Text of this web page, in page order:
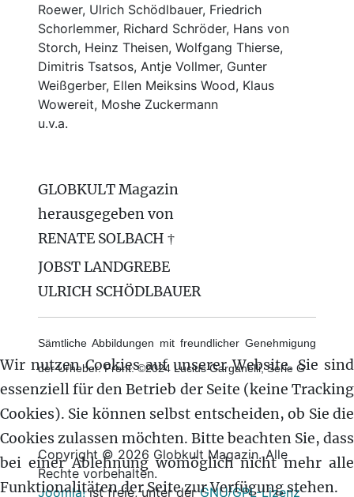
Roewer, Ulrich Schödlbauer, Friedrich
Schorlemmer, Richard Schröder, Hans von
Storch, Heinz Theisen, Wolfgang Thierse,
Dimitris Tsatsos, Antje Vollmer, Gunter
Weißgerber, Ellen Meiksins Wood, Klaus
Wowereit, Moshe Zuckermann
u.v.a.
GLOBKULT Magazin
herausgegeben von
RENATE SOLBACH †
JOBST LANDGREBE
ULRICH SCHÖDLBAUER
Sämtliche Abbildungen mit freundlicher Genehmigung
der Urheber. Front: ©2024 Lucius Garganelli, Serie G
Copyright © 2026 Globkult Magazin. Alle
Rechte vorbehalten.
Joomla!ist freie, unter derGNU/GPL-Lizenz
Wir nutzen Cookies auf unserer Website. Sie sind
essenziell für den Betrieb der Seite (keine Tracking
Cookies). Sie können selbst entscheiden, ob Sie die
Cookies zulassen möchten. Bitte beachten Sie, dass
bei einer Ablehnung womöglich nicht mehr alle
Funktionalitäten der Seite zur Verfügung stehen.